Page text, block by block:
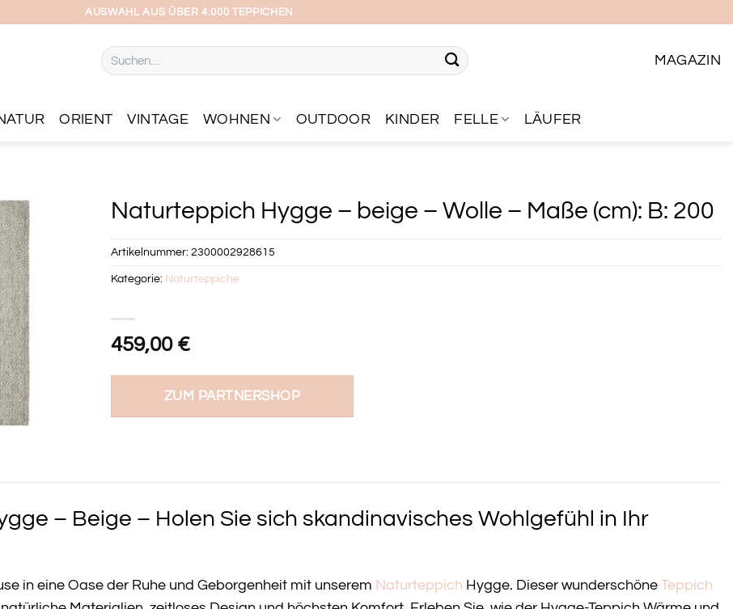
AUSWAHL AUS ÜBER 4.000 TEPPICHEN
Suchen
nach:
MAGAZIN
ORIENT VINTAGE WOHNEN OUTDOOR KINDER FELLE LÄUFER
Naturteppich Hygge – beige – Wolle – Maße (cm): B: 200
459,00 €
ZUM PARTNERSHOP
Artikelnummer: 2300002928615
Kategorie: Naturteppiche
– Beige – Holen Sie sich skandinavisches Wohlgefühl in Ihr
in eine Oase der Ruhe und Geborgenheit mit unserem Naturteppich Hygge. Dieser wunderschöne Teppich